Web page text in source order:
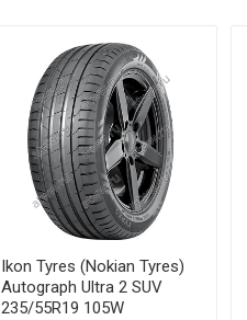
Ikon Tyres (Nokian Tyres)
Autograph Ultra 2 SUV
235/55R19 105W